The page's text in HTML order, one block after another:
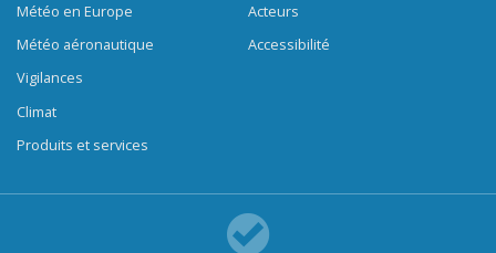
Météo en Europe
Météo aéronautique
Vigilances
Climat
Produits et services
Acteurs
Accessibilité